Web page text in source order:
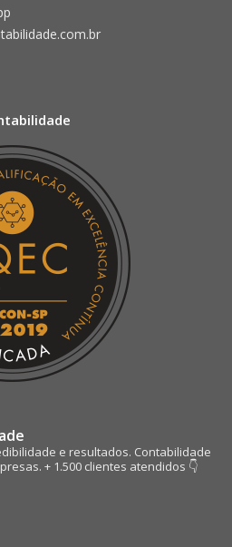
e resultados. Contabilidade
+ 1.500 clientes atendidos 👇